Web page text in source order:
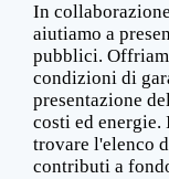
In
aiutiamo a
pubblici.
condizioni di
presentazione
costi ed energie.
trovare l'elenco
contributi a